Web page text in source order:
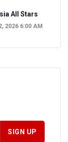
All Stars
2026 6:00 AM